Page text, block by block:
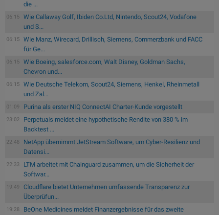
die ...
06:15
Wie Callaway Golf, Ibiden Co.Ltd, Nintendo, Scout24, Vodafone
und S...
06:15
Wie Manz, Wirecard, Drillisch, Siemens, Commerzbank und FACC
für Ge...
06:15
Wie Boeing, salesforce.com, Walt Disney, Goldman Sachs,
Chevron und...
06:15
Wie Deutsche Telekom, Scout24, Siemens, Henkel, Rheinmetall
und Zal...
01:09 Purina als erster NIQ ConnectAI Charter-Kunde vorgestellt
23:02
Perpetuals meldet eine hypothetische Rendite von 380 % im
Backtest ...
22:48
NetApp übernimmt JetStream Software, um Cyber-Resilienz und
Datensi...
22:33
LTM arbeitet mit Chainguard zusammen, um die Sicherheit der
Softwar...
19:49
Cloudflare bietet Unternehmen umfassende Transparenz zur
Überprüfun...
19:28
BeOne Medicines meldet Finanzergebnisse für das zweite